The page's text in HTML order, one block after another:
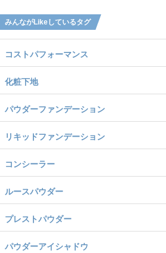
みんながLikeしているタグ
コストパフォーマンス
化粧下地
パウダーファンデーション
リキッドファンデーション
コンシーラー
ルースパウダー
プレストパウダー
パウダーアイシャドウ